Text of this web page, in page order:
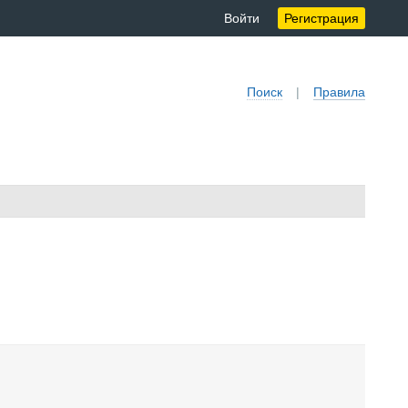
Войти Регистрация
Поиск | Правила